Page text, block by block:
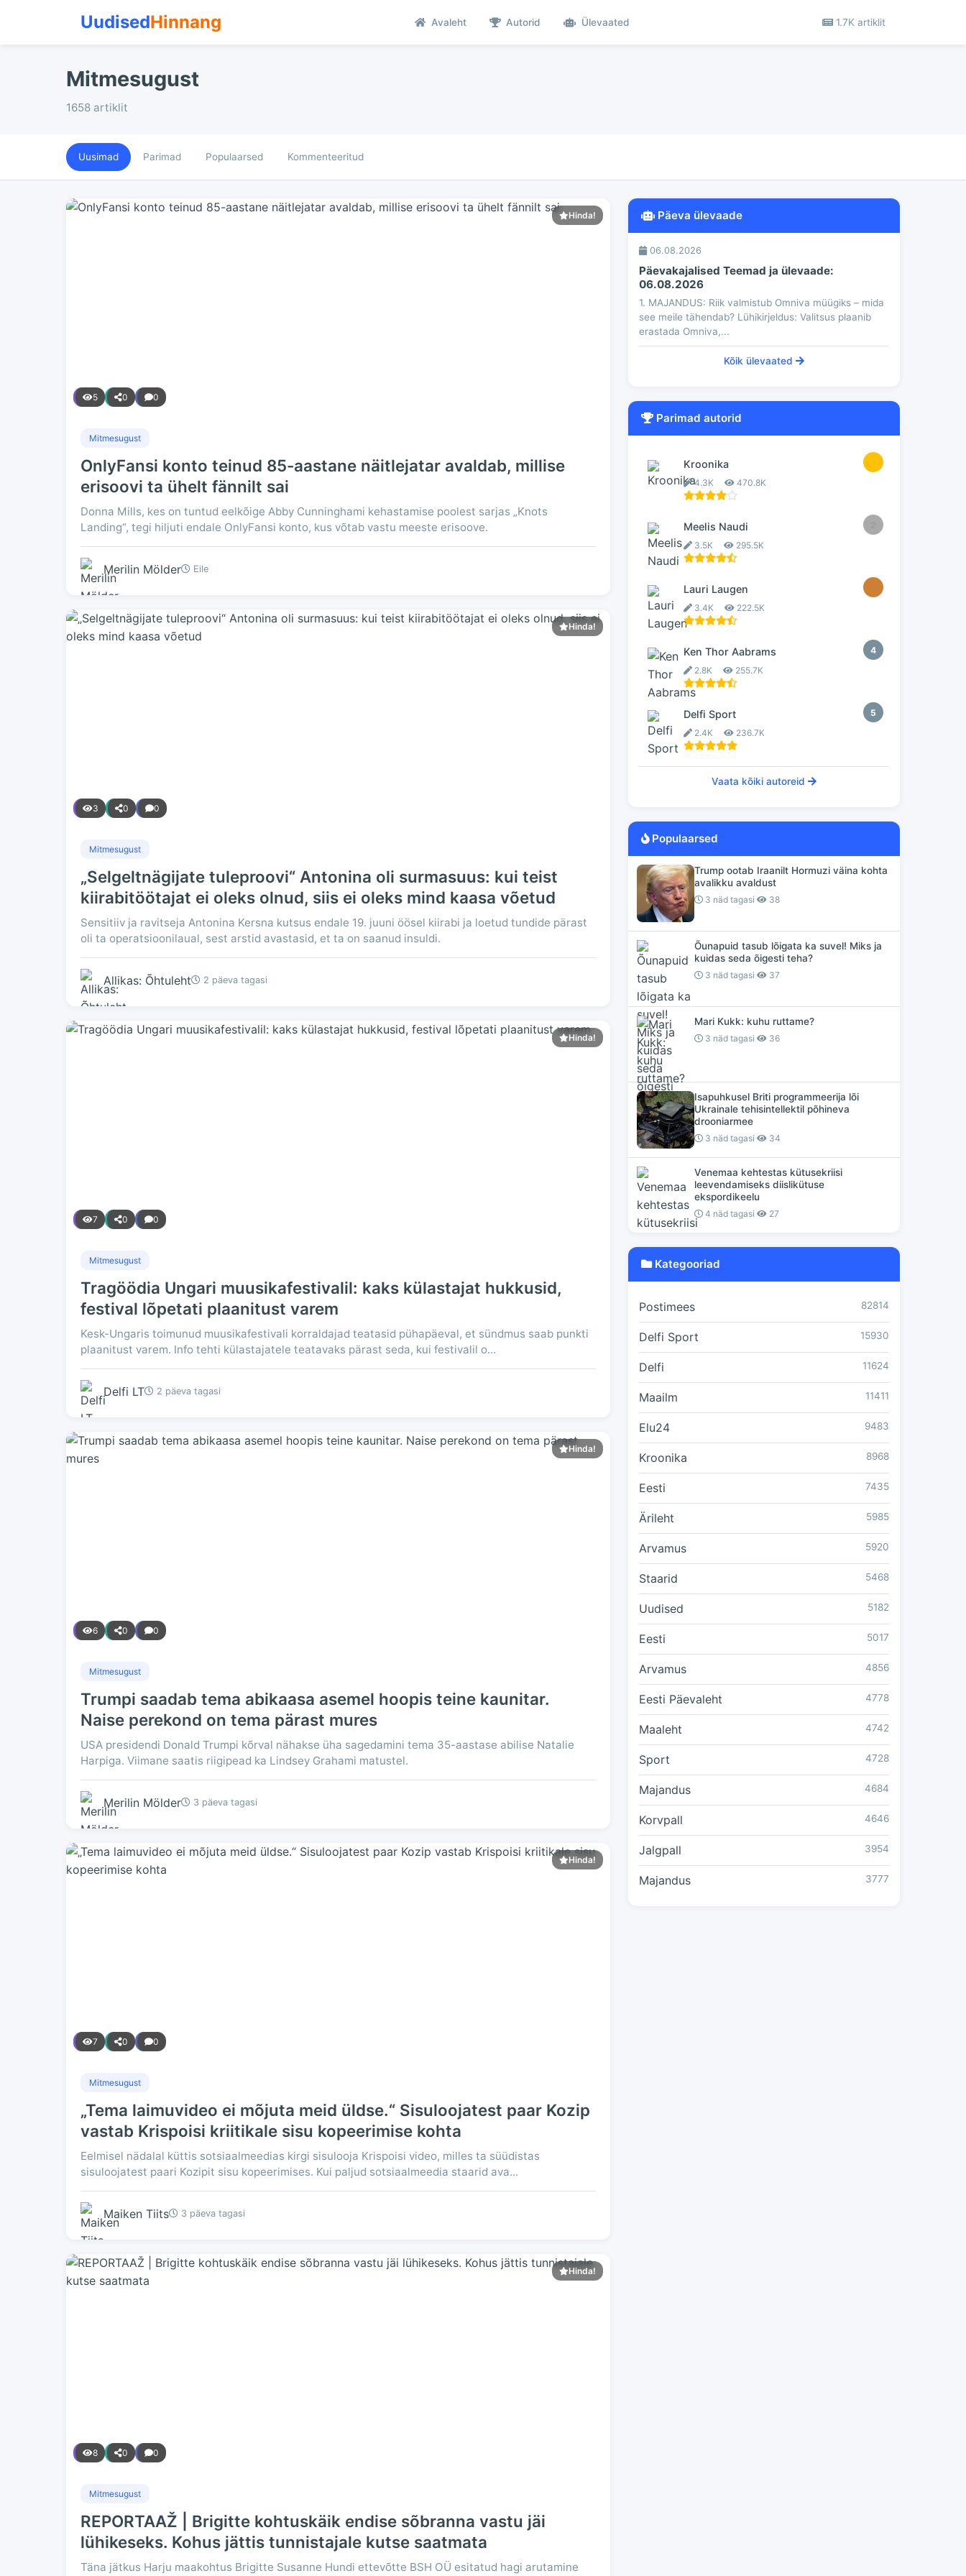
UudisedHinnang Avaleht Autorid Ülevaated 1.7K artiklit
Mitmesugust
1658 artiklit
Uusimad Parimad Populaarsed Kommenteeritud
Hinda!
5 0 0
Mitmesugust
OnlyFansi konto teinud 85-aastane näitlejatar avaldab, millise
erisoovi ta ühelt fännilt sai
Donna Mills, kes on tuntud eelkõige Abby Cunninghami kehastamise poolest sarjas „Knots
Landing“, tegi hiljuti endale OnlyFansi konto, kus võtab vastu meeste erisoove.
Merilin Mölder Eile
Hinda!
3 0 0
Mitmesugust
„Selgeltnägijate tuleproovi“ Antonina oli surmasuus: kui teist
kiirabitöötajat ei oleks olnud, siis ei oleks mind kaasa võetud
Sensitiiv ja ravitseja Antonina Kersna kutsus endale 19. juuni öösel kiirabi ja loetud tundide pärast
oli ta operatsioonilaual, sest arstid avastasid, et ta on saanud insuldi.
Allikas: Õhtuleht 2 päeva tagasi
Hinda!
7 0 0
Mitmesugust
Tragöödia Ungari muusikafestivalil: kaks külastajat hukkusid,
festival lõpetati plaanitust varem
Kesk-Ungaris toimunud muusikafestivali korraldajad teatasid pühapäeval, et sündmus saab punkti
plaanitust varem. Info tehti külastajatele teatavaks pärast seda, kui festivalil o...
Delfi LT 2 päeva tagasi
Hinda!
6 0 0
Mitmesugust
Trumpi saadab tema abikaasa asemel hoopis teine kaunitar.
Naise perekond on tema pärast mures
USA presidendi Donald Trumpi kõrval nähakse üha sagedamini tema 35-aastase abilise Natalie
Harpiga. Viimane saatis riigipead ka Lindsey Grahami matustel.
Merilin Mölder 3 päeva tagasi
Hinda!
7 0 0
Mitmesugust
„Tema laimuvideo ei mõjuta meid üldse.“ Sisuloojatest paar Kozip
vastab Krispoisi kriitikale sisu kopeerimise kohta
Eelmisel nädalal küttis sotsiaalmeedias kirgi sisulooja Krispoisi video, milles ta süüdistas
sisuloojatest paari Kozipit sisu kopeerimises. Kui paljud sotsiaalmeedia staarid ava...
Maiken Tiits 3 päeva tagasi
Hinda!
8 0 0
Mitmesugust
REPORTAAŽ | Brigitte kohtuskäik endise sõbranna vastu jäi
lühikeseks. Kohus jättis tunnistajale kutse saatmata
Täna jätkus Harju maakohtus Brigitte Susanne Hundi ettevõtte BSH OÜ esitatud hagi arutamine
Päeva ülevaade
06.08.2026
Päevakajalised Teemad ja ülevaade:
06.08.2026
1. MAJANDUS: Riik valmistub Omniva müügiks – mida
see meile tähendab? Lühikirjeldus: Valitsus plaanib
erastada Omniva,...
Kõik ülevaated
Parimad autorid
Kroonika
4.3K 470.8K
Meelis Naudi
3.5K 295.5K
Lauri Laugen
3.4K 222.5K
4
Ken Thor Aabrams
2.8K 255.7K
5
Delfi Sport
2.4K 236.7K
Vaata kõiki autoreid
Populaarsed
Trump ootab Iraanilt Hormuzi väina kohta
avalikku avaldust
3 näd tagasi 38
Õunapuid tasub lõigata ka suvel! Miks ja
kuidas seda õigesti teha?
3 näd tagasi 37
Mari Kukk: kuhu ruttame?
3 näd tagasi 36
Isapuhkusel Briti programmeerija lõi
Ukrainale tehisintellektil põhineva
drooniarmee
3 näd tagasi 34
Venemaa kehtestas kütusekriisi
leevendamiseks diislikütuse
ekspordikeelu
4 näd tagasi 27
Kategooriad
Postimees 82814
Delfi Sport 15930
Delfi 11624
Maailm 11411
Elu24 9483
Kroonika 8968
Eesti 7435
Ärileht 5985
Arvamus 5920
Staarid 5468
Uudised 5182
Eesti 5017
Arvamus 4856
Eesti Päevaleht 4778
Maaleht 4742
Sport 4728
Majandus 4684
Korvpall 4646
Jalgpall 3954
Majandus 3777